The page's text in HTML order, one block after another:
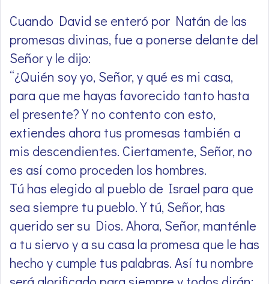
Cuando David se enteró por Natán de las
promesas divinas, fue a ponerse delante del
Señor y le dijo:
“¿Quién soy yo, Señor, y qué es mi casa,
para que me hayas favorecido tanto hasta
el presente? Y no contento con esto,
extiendes ahora tus promesas también a
mis descendientes. Ciertamente, Señor, no
es así como proceden los hombres.
Tú has elegido al pueblo de Israel para que
sea siempre tu pueblo. Y tú, Señor, has
querido ser su Dios. Ahora, Señor, manténle
a tu siervo y a su casa la promesa que le has
hecho y cumple tus palabras. Así tu nombre